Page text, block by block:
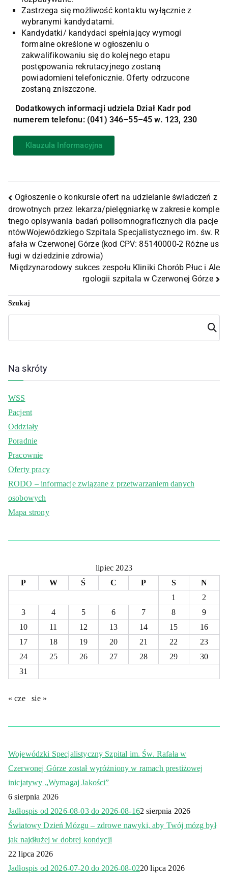
Zastrzega się możliwość kontaktu wyłącznie z
wybranymi kandydatami.
Kandydatki/ kandydaci spełniający wymogi
formalne określone w ogłoszeniu o
zakwalifikowaniu się do kolejnego etapu
postępowania rekrutacyjnego zostaną
powiadomieni telefonicznie. Oferty odrzucone
zostaną zniszczone.
Dodatkowych informacji udziela Dział Kadr pod
numerem telefonu: (041) 346–55–45 w. 123, 230
Klauzula Informacyjna
Ogłoszenie o konkursie ofert na udzielanie świadczeń z
drowotnych przez lekarza/pielęgniarkę w zakresie komple
tnego opisywania badań polisomnograficznych dla pacje
ntówWojewódzkiego Szpitala Specjalistycznego im. św. R
afała w Czerwonej Górze (kod CPV: 85140000-2 Różne us
ługi w dziedzinie zdrowia)
Międzynarodowy sukces zespołu Kliniki Chorób Płuc i Ale
rgologii szpitala w Czerwonej Górze
Szukaj
Szuka
j
Na skróty
WSS
Pacjent
Oddziały
Poradnie
Pracownie
Oferty pracy
RODO – informacje związane z przetwarzaniem danych
osobowych
Mapa strony
lipiec 2023
P
W Ś C P S
N
1
2
3
4 5 6 7 8
9
10
11 12 13 14 15
16
17
18 19 20 21 22
23
24
25 26 27 28 29
30
31
« cze sie »
Wojewódzki Specjalistyczny Szpital im. Św. Rafała w
Czerwonej Górze został wyróżniony w ramach prestiżowej
inicjatywy „Wymagaj Jakości”
6 sierpnia 2026
Jadłospis od 2026-08-03 do 2026-08-162 sierpnia 2026
Światowy Dzień Mózgu – zdrowe nawyki, aby Twój mózg był
jak najdłużej w dobrej kondycji
22 lipca 2026
Jadłospis od 2026-07-20 do 2026-08-0220 lipca 2026